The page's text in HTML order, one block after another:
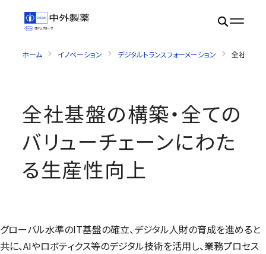
ホーム イノベーション デジタルトランスフォーメーション 全社基盤
全社基盤の構築・全ての
バリューチェーンにわた
る生産性向上
グローバル水準のIT基盤の確立、デジタル人財の育成を進めると
共に、AIやロボティクス等のデジタル技術を活用し、業務プロセス